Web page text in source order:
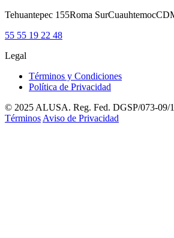
Tehuantepec 155Roma SurCuauhtemoc
55 55 19 22 48
Legal
Términos y Condiciones
Política de Privacidad
© 2025 ALUSA. Reg. Fed. DGSP/073-09/
Términos Aviso de Privacidad